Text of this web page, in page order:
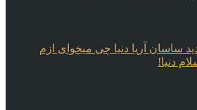
ساسان آریا دنیا چی میخوای ازم
دنیا!